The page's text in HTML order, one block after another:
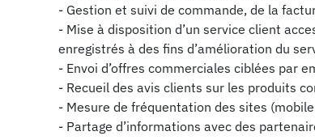
- Gestion et suivi de commande, de la
- Mise à disposition d’un service client
enregistrés à des fins d’amélioration du
- Envoi d’offres commerciales ciblées par
- Recueil des avis clients sur les produits
- Mesure de fréquentation des sites
- Partage d’informations avec des